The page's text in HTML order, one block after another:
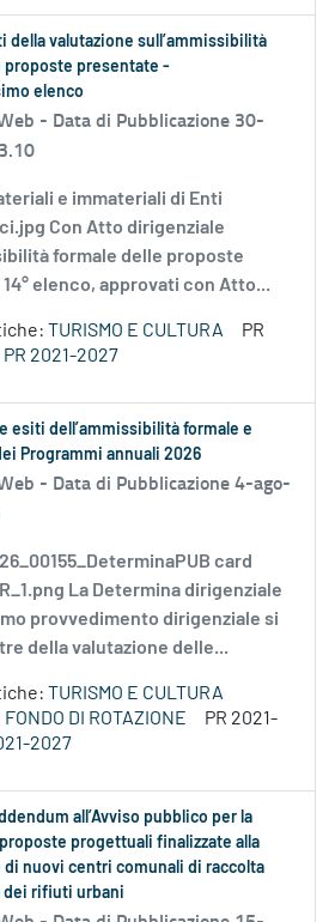
della valutazione sull’ammissibilità
proposte presentate -
elenco
- Data di Pubblicazione 30-
e immateriali di Enti
Con Atto dirigenziale
formale delle proposte
elenco, approvati con Atto...
TURISMO E CULTURA
PR
PR 2021-2027
esiti dell’ammissibilità formale e
Programmi annuali 2026
- Data di Pubblicazione 4-ago-
card
La Determina dirigenziale
provvedimento dirigenziale si
della valutazione delle...
TURISMO E CULTURA
FONDO DI ROTAZIONE
PR 2021-
2027
all’Avviso pubblico per la
progettuali finalizzate alla
di nuovi centri comunali di raccolta
dei rifiuti urbani